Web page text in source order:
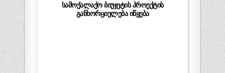
სამოქალაქო ბიუჯეტის პროექტის
განხორციელება იწყება